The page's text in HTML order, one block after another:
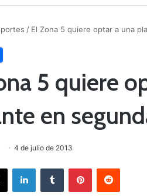
/ El Zona 5 quiere optar a una
5 quiere
en
4 de julio de 2013